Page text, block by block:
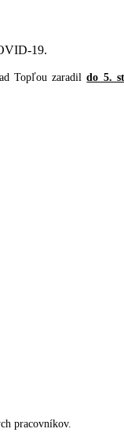
19.
Topľou zaradildo 5.
pracovníkov.